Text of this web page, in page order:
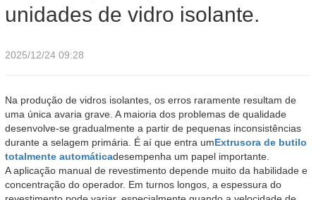
unidades de vidro isolante.
2025/12/24 09:28
Na produção de vidros isolantes, os erros raramente resultam de
uma única avaria grave. A maioria dos problemas de qualidade
desenvolve-se gradualmente a partir de pequenas inconsistências
durante a selagem primária. É aí que entra umExtrusora de butilo
totalmente automáticadesempenha um papel importante.
A aplicação manual de revestimento depende muito da habilidade e
concentração do operador. Em turnos longos, a espessura do